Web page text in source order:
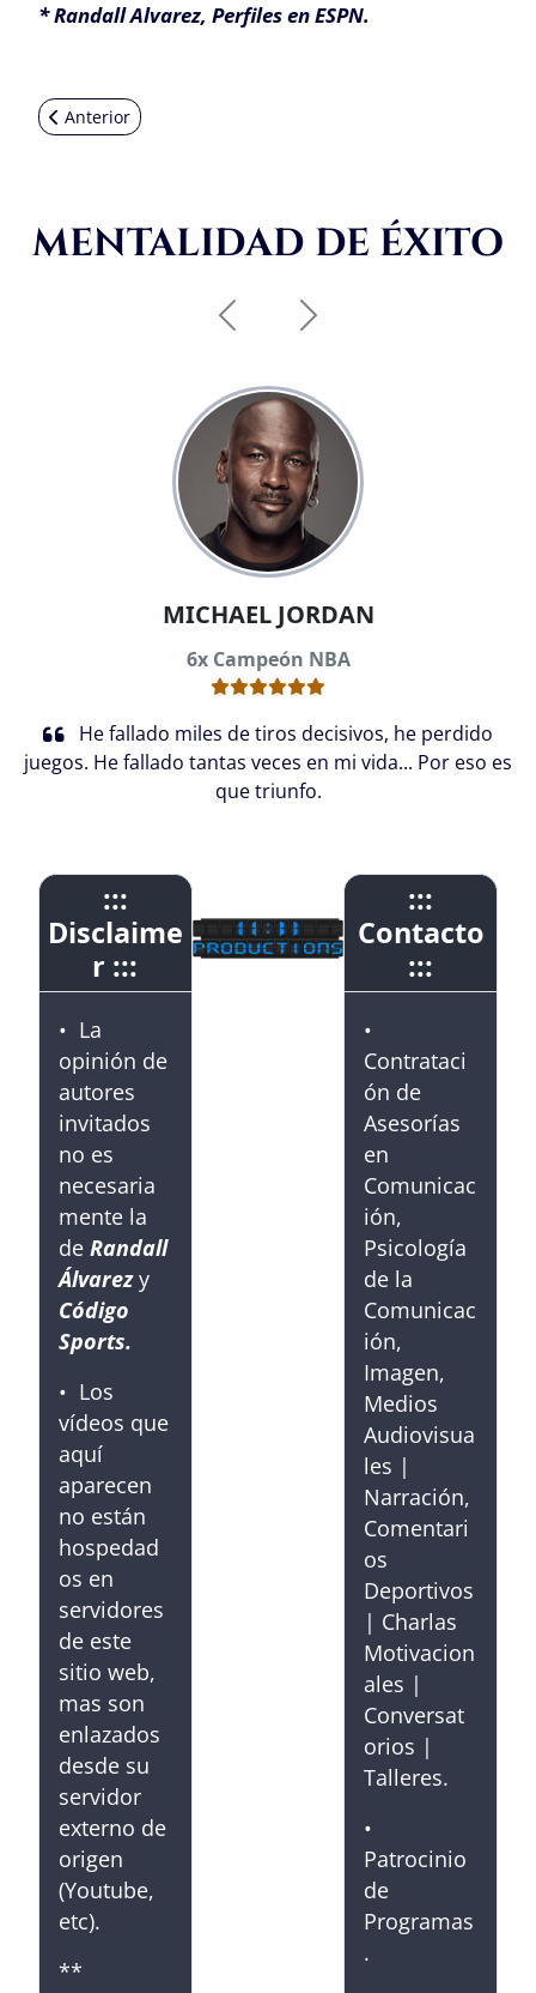
* Randall Alvarez, Perfiles en ESPN.
Artículo anterior: FIFA Mundial 2002: Presiones que Lesionan
Anterior
MENTALIDAD DE ÉXITO
AnteriorSiguiente
MICHAEL JORDAN
6x Campeón NBA
He fallado miles de tiros decisivos, he perdido
juegos. He fallado tantas veces en mi vida... Por eso es
que triunfo.
:::
Disclaime
r :::
• La
opinión de
autores
invitados
no es
necesaria
mente la
de Randall
Álvarezy
Código
Sports.
• Los
vídeos que
aquí
aparecen
no están
hospedad
os en
servidores
de este
sitio web,
mas son
enlazados
desde su
servidor
externo de
origen
(Youtube,
etc).
**
:::
Contacto
:::
•
Contrataci
ón de
Asesorías
en
Comunicac
ión,
Psicología
de la
Comunicac
ión,
Imagen,
Medios
Audiovisua
les |
Narración,
Comentari
os
Deportivos
| Charlas
Motivacion
ales |
Conversat
orios |
Talleres.
•
Patrocinio
de
Programas
.